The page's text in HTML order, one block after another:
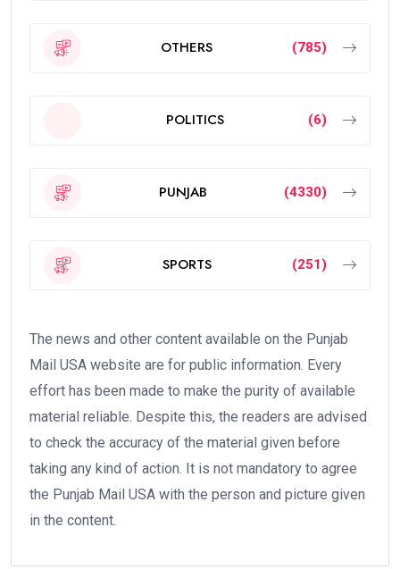
OTHERS (785)
POLITICS (6)
PUNJAB (4330)
SPORTS (251)
The news and other content available on the Punjab
Mail USA website are for public information. Every
effort has been made to make the purity of available
material reliable. Despite this, the readers are advised
to check the accuracy of the material given before
taking any kind of action. It is not mandatory to agree
the Punjab Mail USA with the person and picture given
in the content.